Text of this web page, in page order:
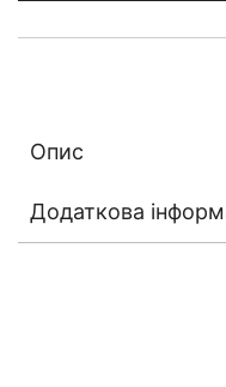
Опис
Додаткова